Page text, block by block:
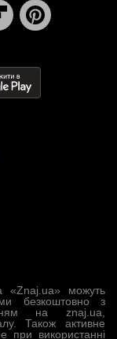
«Znaj.ua» можуть
безкоштовно з
на znaj.ua,
Також активне
при використанні